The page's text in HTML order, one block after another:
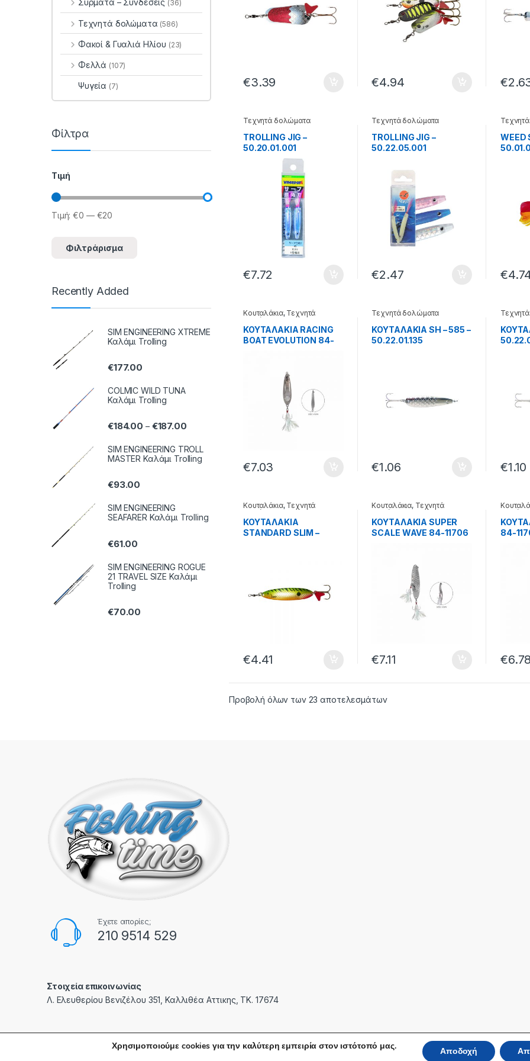
€3.39 €4.94 €
Τεχνητά δολώματα
TROLLING JIG –
50.20.01.001
€7.72
Τεχνητά δολώματα
TROLLING JIG –
50.22.05.001
€2.47
WEED
€
Κουταλάκια, Τεχνητά
δολώματα
ΚΟΥΤΑΛΑΚΙΑ RACING
BOAT EVOLUTION 84-
€7.03
Τεχνητά δολώματα
ΚΟΥΤΑΛΑΚΙΑ SH – 585 –
50.22.01.135
€1.06 €1.10
Κουταλάκια, Τεχνητά
δολώματα
ΚΟΥΤΑΛΑΚΙΑ
STANDARD SLIM –
€4.41
Κουταλάκια, Τεχνητά
δολώματα
ΚΟΥΤΑΛΑΚΙΑ SUPER
SCALE WAVE 84-11706
€7.11
84-
€
Προβολή όλων των 23 αποτελεσμάτων
Σύρματα – Συνδέσεις (36)
Τεχνητά δολώματα (586)
Φακοί & Γυαλιά Ηλίου (23)
Φελλά (107)
Ψυγεία (7)
Φίλτρα
Τιμή
Ελάχιστη τιμή
Μέγιστη τιμή
Φιλτράρισμα
Τιμή:€0 — €20
Recently Added
SIM ENGINEERING XTREME
Καλάμι Trolling
€177.00
COLMIC WILD TUNA
Καλάμι Trolling
€184.00 – €187.00
SIM ENGINEERING TROLL
MASTER Καλάμι Trolling
€93.00
SIM ENGINEERING
SEAFARER Καλάμι Trolling
€61.00
SIM ENGINEERING ROGUE
21 TRAVEL SIZE Καλάμι
Trolling
€70.00
Έχετε απορίες;
210 9514 529
Στοιχεία επικοινωνίας
Λ. Ελευθερίου Βενιζέλου 351, Καλλιθέα Αττικης, ΤΚ. 17674
Χρησιμοποιούμε cookies για την καλύτερη εμπειρία στον ιστότοπό μας. Αποδοχή